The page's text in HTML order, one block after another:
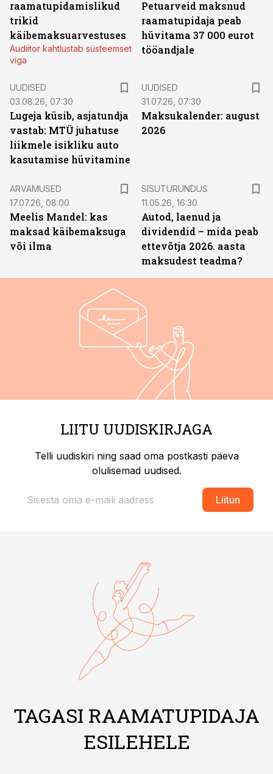
raamatupidamislikud
trikid
käibemaksuarvestuses
Audiitor kahtlustab süsteemset
viga
Petuarveid maksnud
raamatupidaja peab
hüvitama 37 000 eurot
tööandjale
UUDISED
03.08.26, 07:30
Lugeja küsib, asjatundja
vastab: MTÜ juhatuse
liikmele isikliku auto
kasutamise hüvitamine
UUDISED
31.07.26, 07:30
Maksukalender: august
2026
ARVAMUSED
17.07.26, 08:00
Meelis Mandel: kas
maksad käibemaksuga
või ilma
SISUTURUNDUS
11.05.26, 16:30
Autod, laenud ja
dividendid – mida peab
ettevõtja 2026. aasta
maksudest teadma?
LIITU UUDISKIRJAGA
Telli uudiskiri ning saad oma postkasti päeva
olulisemad uudised.
Liitun
TAGASI RAAMATUPIDAJA
ESILEHELE